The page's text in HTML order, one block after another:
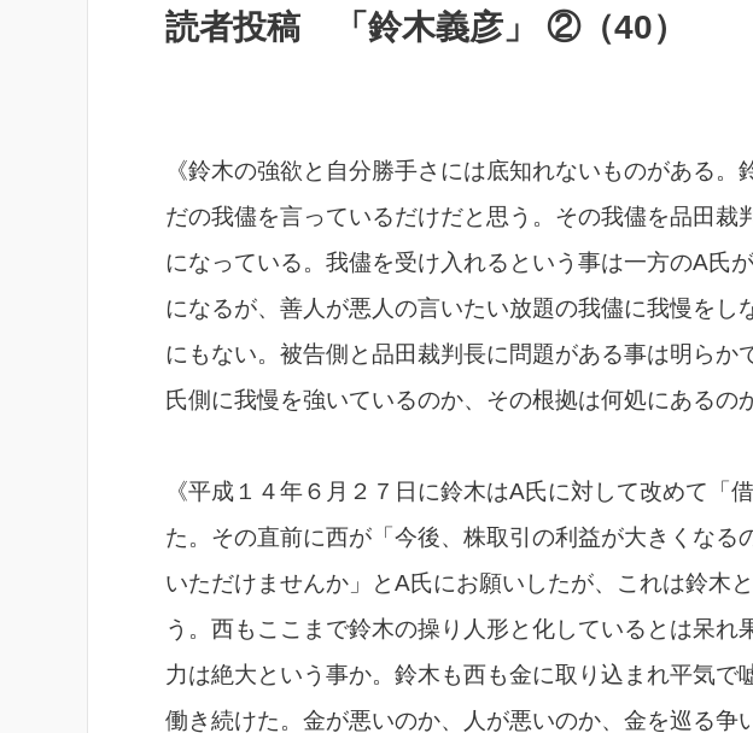
読者投稿 「鈴木義彦」 ②（40）
《鈴木の強欲と自分勝手さには底知れないものがある。
だの我儘を言っているだけだと思う。その我儘を品田裁
になっている。我儘を受け入れるという事は一方のA氏
になるが、善人が悪人の言いたい放題の我儘に我慢をし
にもない。被告側と品田裁判長に問題がある事は明らか
氏側に我慢を強いているのか、その根拠は何処にあるの
《平成１４年６月２７日に鈴木はA氏に対して改めて「
た。その直前に西が「今後、株取引の利益が大きくなる
いただけませんか」とA氏にお願いしたが、これは鈴木
う。西もここまで鈴木の操り人形と化しているとは呆れ
力は絶大という事か。鈴木も西も金に取り込まれ平気で
働き続けた。金が悪いのか、人が悪いのか、金を巡る争